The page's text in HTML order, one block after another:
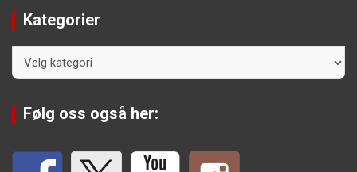
Kategorier
Følg oss også her: